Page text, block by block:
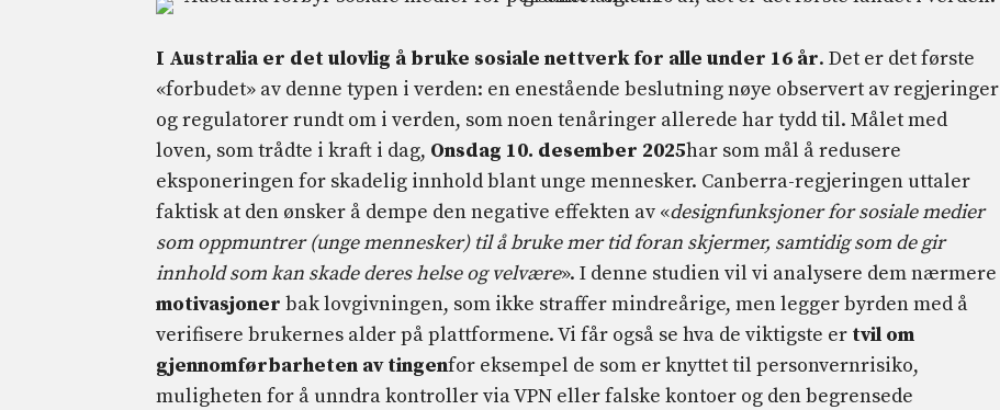
I Australia er det ulovlig å bruke sosiale nettverk for alle under 16 år. Det er det første
«forbudet» av denne typen i verden: en enestående beslutning nøye observert av regjeringer
og regulatorer rundt om i verden, som noen tenåringer allerede har tydd til. Målet med
loven, som trådte i kraft i dag, Onsdag 10. desember 2025har som mål å redusere
eksponeringen for skadelig innhold blant unge mennesker. Canberra-regjeringen uttaler
faktisk at den ønsker å dempe den negative effekten av «designfunksjoner for sosiale medier
som oppmuntrer (unge mennesker) til å bruke mer tid foran skjermer, samtidig som de gir
innhold som kan skade deres helse og velvære». I denne studien vil vi analysere dem nærmere
motivasjoner bak lovgivningen, som ikke straffer mindreårige, men legger byrden med å
verifisere brukernes alder på plattformene. Vi får også se hva de viktigste er tvil om
gjennomførbarheten av tingenfor eksempel de som er knyttet til personvernrisiko,
muligheten for å unndra kontroller via VPN eller falske kontoer og den begrensede